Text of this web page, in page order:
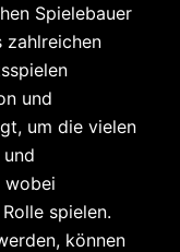
Spielebauer
zahlreichen
und
um die vielen
wobei
spielen.
können